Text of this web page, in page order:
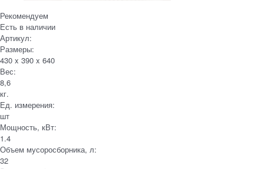
Рекомендуем
Есть в наличии
Артикул:
Размеры:
430 x 390 x 640
Вес:
8,6
кг.
Ед. измерения:
шт
Мощность, кВт:
1.4
Объем мусоросборника, л:
32